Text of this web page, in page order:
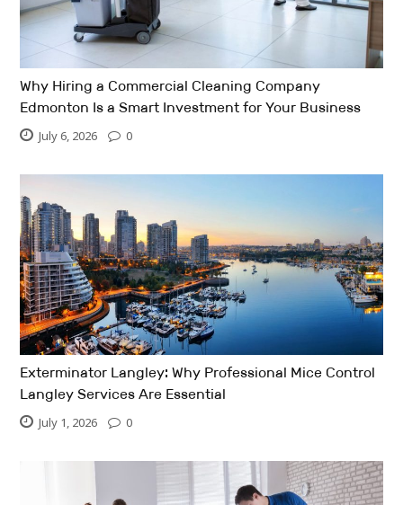
Why Hiring a Commercial Cleaning Company
Edmonton Is a Smart Investment for Your Business
July 6, 2026 0
Exterminator Langley: Why Professional Mice Control
Langley Services Are Essential
July 1, 2026 0